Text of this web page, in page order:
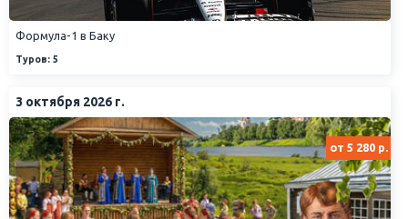
Формула-1 в Баку
Туров: 5
3 октября 2026 г.
от 5 280 р.